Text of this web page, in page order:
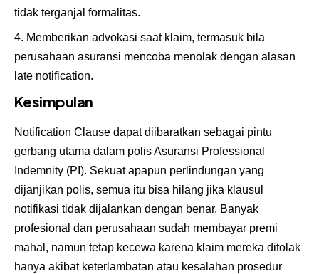
tidak terganjal formalitas.
Memberikan advokasi saat klaim, termasuk bila
perusahaan asuransi mencoba menolak dengan alasan
late notification.
Kesimpulan
Notification Clause dapat diibaratkan sebagai pintu
gerbang utama dalam polisAsuransi Professional
Indemnity (PI). Sekuat apapun perlindungan yang
dijanjikan polis, semua itu bisa hilang jika klausul
notifikasi tidak dijalankan dengan benar. Banyak
profesional dan perusahaan sudah membayar premi
mahal, namun tetap kecewa karena klaim mereka ditolak
hanya akibat keterlambatan atau kesalahan prosedur